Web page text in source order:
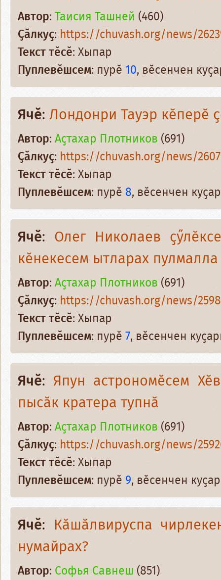
Автор:Таисия Ташней (460)
Ҫӑлкуҫ: https://chuvash.org/news/
Текст тӗсӗ: Хыпар
Пуплевӗшсем: пурӗ 10, вӗсенчен
Ячӗ: Лондонри Тауэр кӗперӗ
Автор:Аҫтахар Плотников (691)
Ҫӑлкуҫ: https://chuvash.org/news/
Текст тӗсӗ: Хыпар
Пуплевӗшсем: пурӗ 8, вӗсенчен
Ячӗ: Олег Николаев
кӗнекесем ытларах
Автор:Аҫтахар Плотников (691)
Ҫӑлкуҫ: https://chuvash.org/news/
Текст тӗсӗ: Хыпар
Пуплевӗшсем: пурӗ7, вӗсенчен
Ячӗ: Япун астрономӗсем
пысӑк кратера тупнӑ
Автор:Аҫтахар Плотников (691)
Ҫӑлкуҫ: https://chuvash.org/news/
Текст тӗсӗ: Хыпар
Пуплевӗшсем: пурӗ 9, вӗсенчен
Ячӗ: Кӑшӑлвируспа
нумайрах?
Автор: Софья Савнеш (851)